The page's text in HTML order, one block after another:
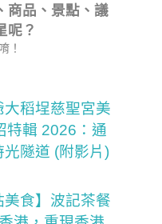
商品、景點、議
呢？
！
大稻埕慈聖宮美
特輯 2026：通
隧道 (附影片)
美食】波記茶餐